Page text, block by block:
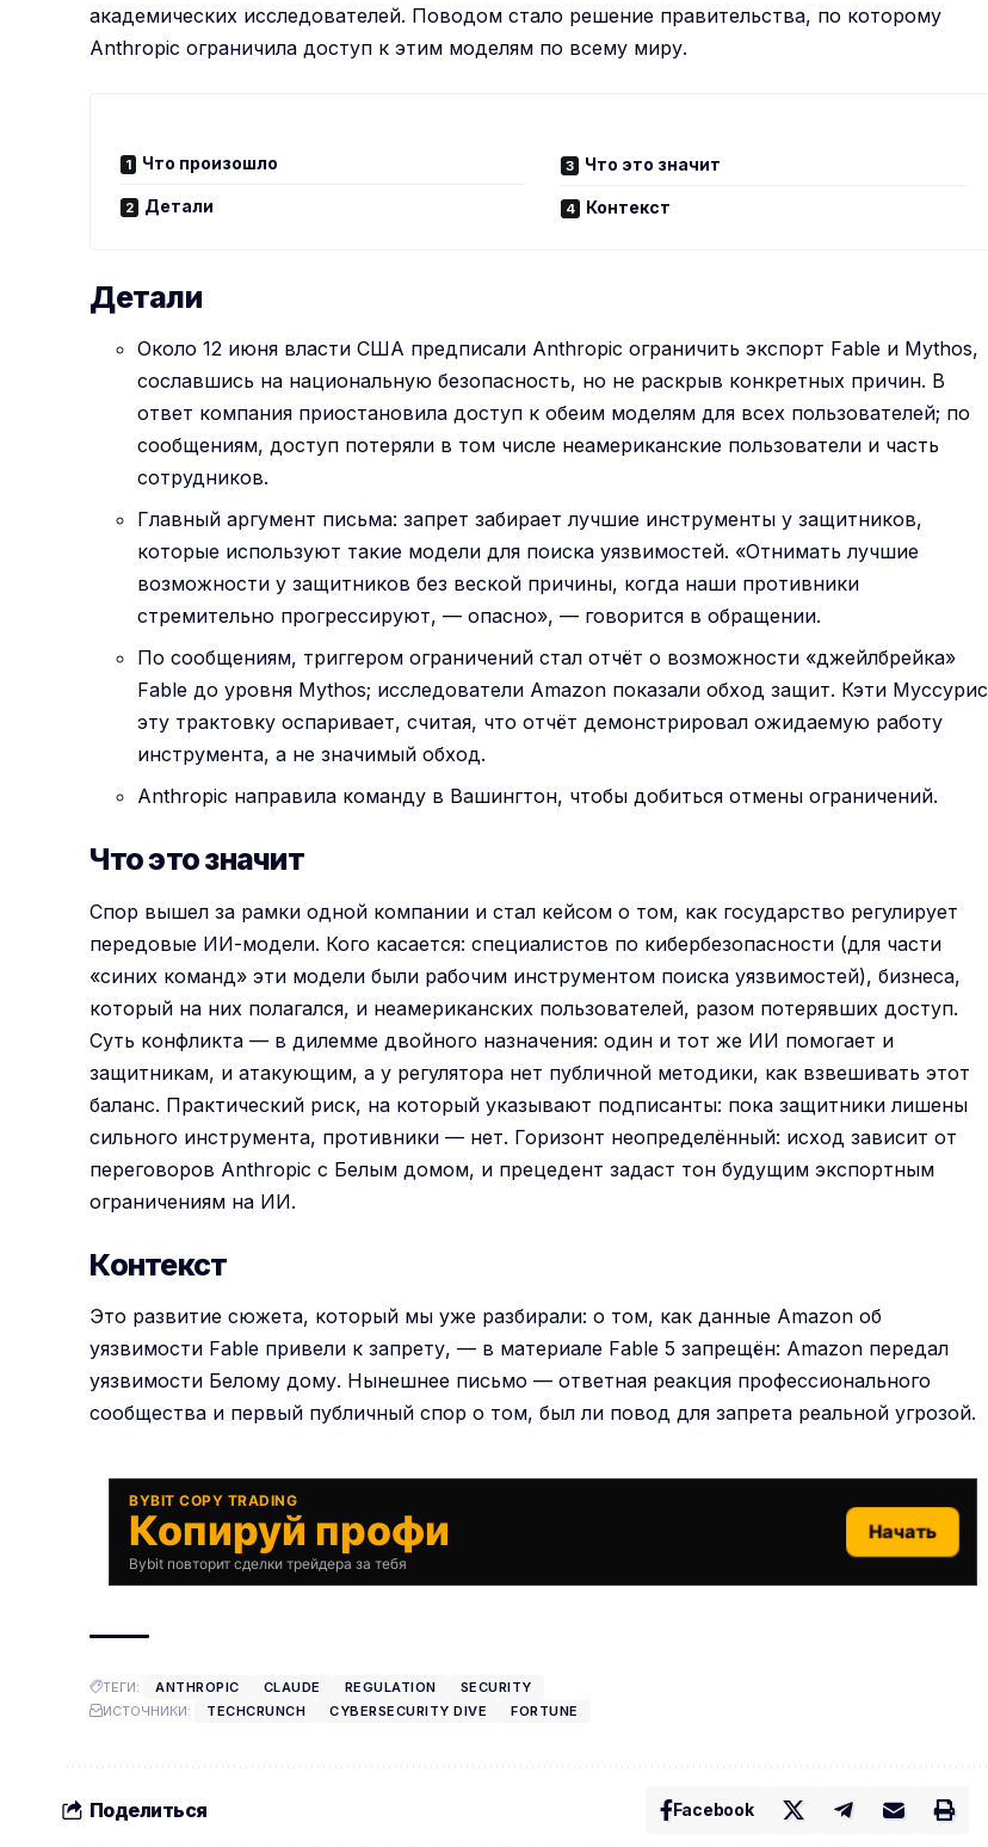
академических исследователей. Поводом стало решение правительства, по которому
Anthropic ограничила доступ к этим моделям по всему миру.
Что произошло
Детали
Что это значит
Контекст
Детали
Около 12 июня власти США предписали Anthropic ограничить экспорт Fable и Mythos,
сославшись на национальную безопасность, но не раскрыв конкретных причин. В
ответ компания приостановила доступ к обеим моделям для всех пользователей; по
сообщениям, доступ потеряли в том числе неамериканские пользователи и часть
сотрудников.
Главный аргумент письма: запрет забирает лучшие инструменты у защитников,
которые используют такие модели для поиска уязвимостей. «Отнимать лучшие
возможности у защитников без веской причины, когда наши противники
стремительно прогрессируют, — опасно», — говорится в обращении.
По сообщениям, триггером ограничений стал отчёт о возможности «джейлбрейка»
Fable до уровня Mythos; исследователи Amazon показали обход защит. Кэти Муссурис
эту трактовку оспаривает, считая, что отчёт демонстрировал ожидаемую работу
инструмента, а не значимый обход.
Anthropic направила команду в Вашингтон, чтобы добиться отмены ограничений.
Что это значит
Спор вышел за рамки одной компании и стал кейсом о том, как государство регулирует
передовые ИИ-модели. Кого касается: специалистов по кибербезопасности (для части
«синих команд» эти модели были рабочим инструментом поиска уязвимостей), бизнеса,
который на них полагался, и неамериканских пользователей, разом потерявших доступ.
Суть конфликта — в дилемме двойного назначения: один и тот же ИИ помогает и
защитникам, и атакующим, а у регулятора нет публичной методики, как взвешивать этот
баланс. Практический риск, на который указывают подписанты: пока защитники лишены
сильного инструмента, противники — нет. Горизонт неопределённый: исход зависит от
переговоров Anthropic с Белым домом, и прецедент задаст тон будущим экспортным
ограничениям на ИИ.
Контекст
Это развитие сюжета, который мы уже разбирали: о том, как данные Amazon об
уязвимости Fable привели к запрету, — в материале Fable 5 запрещён: Amazon передал
уязвимости Белому дому. Нынешнее письмо — ответная реакция профессионального
сообщества и первый публичный спор о том, был ли повод для запрета реальной угрозой.
BYBIT COPY TRADING
Копируй профи
Bybit повторит сделки трейдера за тебя
Начать
ТЕГИ: ANTHROPIC CLAUDE REGULATION
SECURITY
ИСТОЧНИКИ:
TECHCRUNCH CYBERSECURITY DIVE FORTUNE
Поделиться Facebook